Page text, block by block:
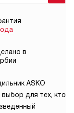
в
ASKO
выбор для тех, кто